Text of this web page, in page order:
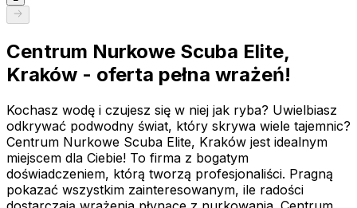
Centrum Nurkowe Scuba Elite,
Kraków - oferta pełna wrażeń!
Kochasz wodę i czujesz się w niej jak ryba? Uwielbiasz
odkrywać podwodny świat, który skrywa wiele tajemnic?
Centrum Nurkowe Scuba Elite, Kraków jest idealnym
miejscem dla Ciebie! To firma z bogatym
doświadczeniem, którą tworzą profesjonaliści. Pragną
pokazać wszystkim zainteresowanym, ile radości